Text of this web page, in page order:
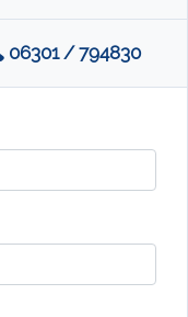
06301 / 794830